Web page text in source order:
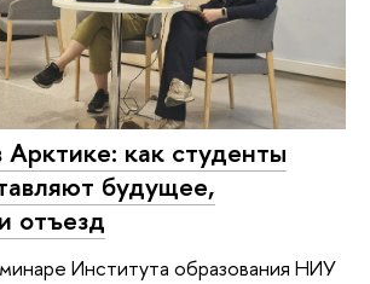
как студенты
будущее,
отъезд
Института образования НИУ